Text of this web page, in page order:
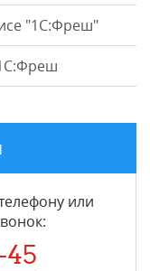
"1С:Фреш"
или
:
45